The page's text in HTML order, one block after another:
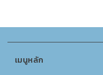
เมนูหลัก